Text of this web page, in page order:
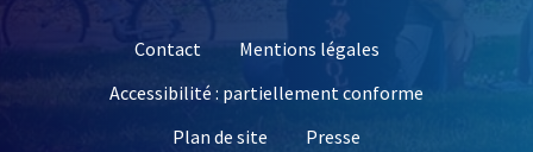
Contact
Mentions légales
Accessibilité : partiellement conforme
Plan de site
Presse